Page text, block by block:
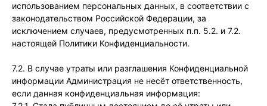
использованием персональных данных, в соответствии с
законодательством Российской Федерации, за
исключением случаев, предусмотренных п.п. 5.2. и 7.2.
настоящей Политики Конфиденциальности.
7.2. В случае утраты или разглашения Конфиденциальной
информации Администрация не несёт ответственность,
если данная конфиденциальная информация: